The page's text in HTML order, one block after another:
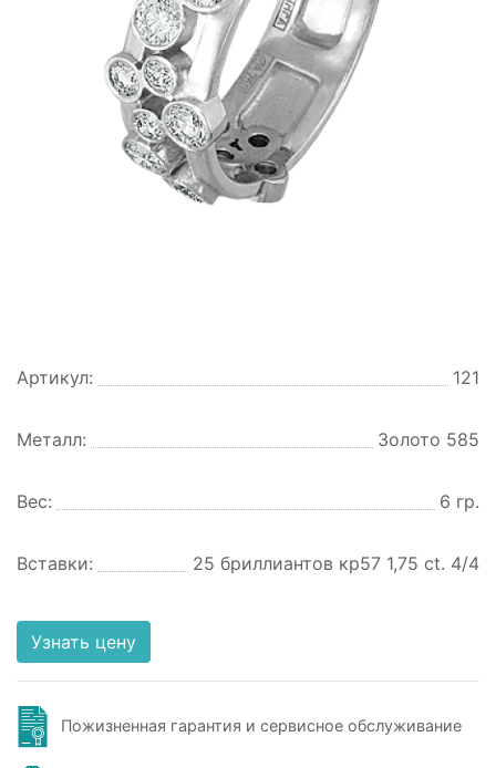
Артикул: 121
Металл: Золото 585
Вес: 6 гр.
Вставки: 25 бриллиантов кр57 1,75 ct. 4/4
Узнать цену
Пожизненная гарантия и сервисное обслуживание